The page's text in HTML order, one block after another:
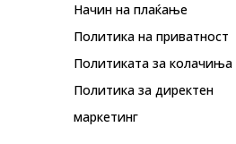
Начин на плаќање
Политика на приватност
Политиката за колачиња
Политика за директен
маркетинг